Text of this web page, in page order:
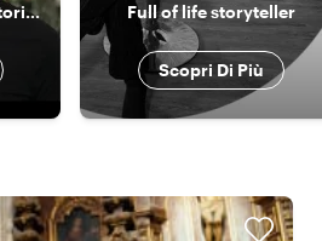
Local Host | Cultural stories, local food & a touch of flamenco spirit Full of life storyteller
Scopri Di Più